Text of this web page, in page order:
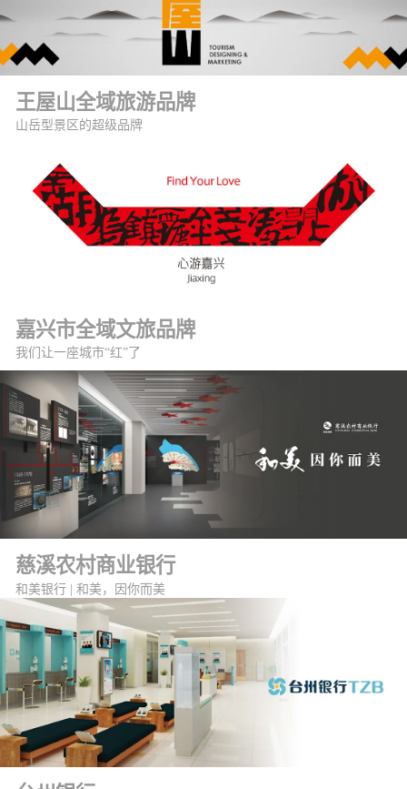
王屋山全域旅游品牌
山岳型景区的超级品牌
嘉兴市全域文旅品牌
我们让一座城市“红”了
慈溪农村商业银行
和美银行 | 和美，因你而美